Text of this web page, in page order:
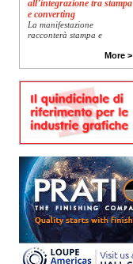
e converting
La manifestazione
racconterà stampa e
converting a 360 gradi: dal
package printing alle
Una...
Platinum Technologies
presenta SIGNATURE
sviluppo e analisi
approfondita delle reali
esigenze produttive del
mercato, Platinum
Technologies, centro
europeo di ricerca e...
Nava Press sceglie
AccurioJet 30000
More >